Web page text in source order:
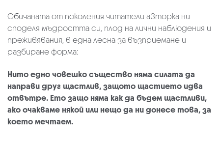
Обичаната от поколения читатели авторка ни
споделя мъдростта си, плод на лични наблюдения и
преживявания, в една лесна за възприемане и
разбиране форма:
Нито едно човешко същество няма силата да
направи друг щастлив, защото щастието идва
отвътре. Ето защо няма как да бъдем щастливи,
ако очакваме някой или нещо да ни донесе това, за
което мечтаем.